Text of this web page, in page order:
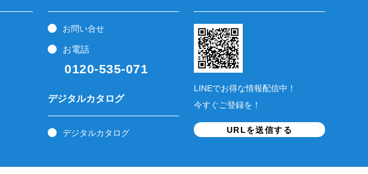
お問い合せ
お電話
0120-535-071
デジタルカタログ
デジタルカタログ
LINEでお得な情報配信中！
今すぐご登録を！
URLを送信する